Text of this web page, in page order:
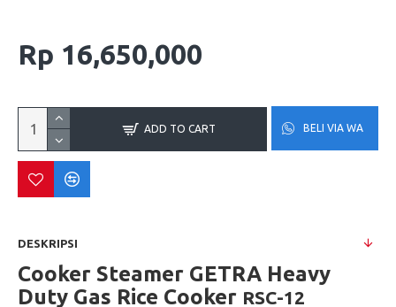
Rp 16,650,000
ADD TO CART BELI VIA WA
DESKRIPSI
Cooker Steamer GETRA Heavy
Duty Gas Rice Cooker RSC-12